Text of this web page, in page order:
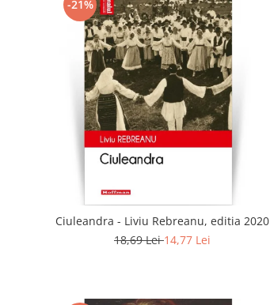
-21%
Ciuleandra - Liviu Rebreanu, editia 2020
18,69 Lei14,77 Lei